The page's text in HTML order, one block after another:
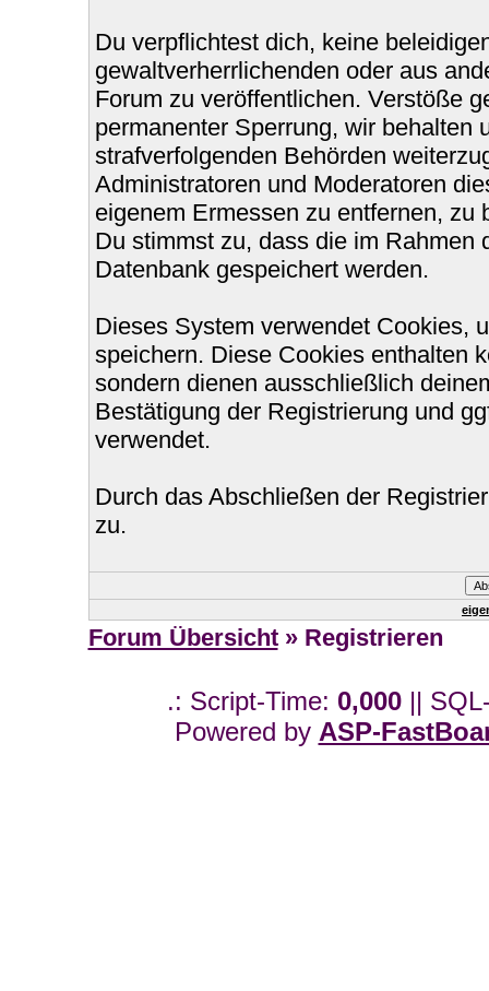
Du verpflichtest dich, keine
gewaltverherrlichenden oder aus
Forum zu veröffentlichen. Verstöße
permanenter Sperrung, wir behalten
strafverfolgenden Behörden
Administratoren und Moderatoren
eigenem Ermessen zu entfernen, zu
Du stimmst zu, dass die im Rahmen
Datenbank gespeichert werden.
Dieses System verwendet Cookies,
speichern. Diese Cookies enthalten
sondern dienen ausschließlich
Bestätigung der Registrierung und
verwendet.
Durch das Abschließen der
zu.
Forum Übersicht» Registrieren
.: Script-Time: 0,000 ||
Powered by ASP-